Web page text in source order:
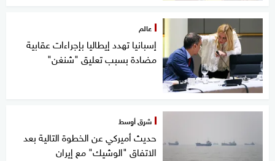
عالم
إسبانيا تهدد إيطاليا بإجراءات عقابية
مضادة بسبب تعليق "شنغن"
شرق أوسط
حديث أميركي عن الخطوة التالية بعد
الاتفاق "الوشيك" مع إيران